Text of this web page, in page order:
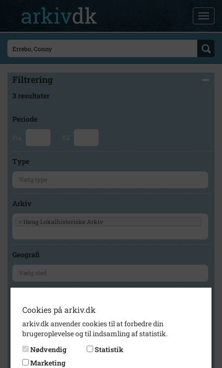
Filtrering
3 resultater
Periode
Fra Til
Type
Arkiv
× Høng Lokalhistoriske Arkiv
Geografi
Vis kun med billeder
Vis kun med filmklip
Vis kun med kilder
Cookies på arkiv.dk
arkiv.dk anvender cookies til at forbedre din
brugeroplevelse og til indsamling af statistik.
Nødvendig
Statistik
Marketing